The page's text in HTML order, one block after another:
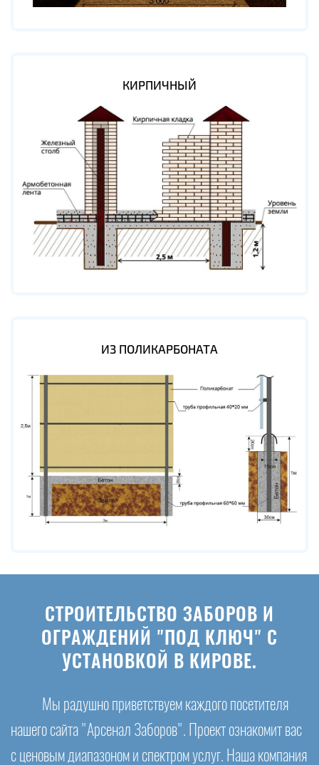
КИРПИЧНЫЙ
ИЗ ПОЛИКАРБОНАТА
СТРОИТЕЛЬСТВО ЗАБОРОВ И
ОГРАЖДЕНИЙ "ПОД КЛЮЧ" С
УСТАНОВКОЙ В КИРОВЕ.
Мы радушно приветствуем каждого посетителя
нашего сайта "Арсенал Заборов". Проект ознакомит вас
с ценовым диапазоном и спектром услуг. Наша компания